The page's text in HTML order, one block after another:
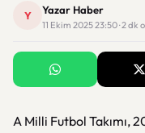
Y Yazar Haber
11 Ekim 2025 23:50 · 2 dk
A Milli Futbol Takımı,